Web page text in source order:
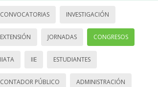
CONVOCATORIAS INVESTIGACIÓN
EXTENSIÓN JORNADAS CONGRESOS
IIATA IIE ESTUDIANTES
CONTADOR PÚBLICO ADMINISTRACIÓN